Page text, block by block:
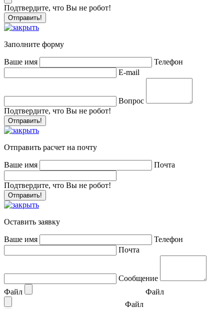
Подтвердите, что Вы не робот!
Заполните форму
Ваше имя
Телефон
E-mail
Вопрос
Подтвердите, что Вы не робот!
Отправить расчет на почту
Ваше имя Почта
Подтвердите, что Вы не робот!
Оставить заявку
Ваше имя
Телефон
Почта
Сообщение
Файл
Файл
Файл